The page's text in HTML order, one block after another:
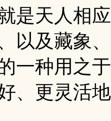
是天人相
以及藏象
一种用之
、更灵活